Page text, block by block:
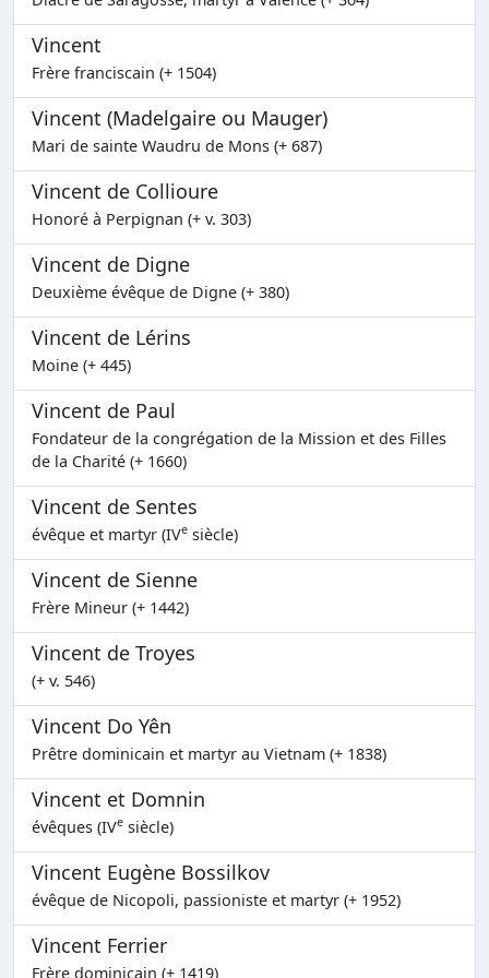
Vincent
Frère franciscain (+ 1504)
Vincent (Madelgaire ou Mauger)
Mari de sainte Waudru de Mons (+ 687)
Vincent de Collioure
Honoré à Perpignan (+ v. 303)
Vincent de Digne
Deuxième évêque de Digne (+ 380)
Vincent de Lérins
Moine (+ 445)
Vincent de Paul
Fondateur de la congrégation de la Mission et des Filles
de la Charité (+ 1660)
Vincent de Sentes
évêque et martyr (IVe siècle)
Vincent de Sienne
Frère Mineur (+ 1442)
Vincent de Troyes
(+ v. 546)
Vincent Do Yên
Prêtre dominicain et martyr au Vietnam (+ 1838)
Vincent et Domnin
évêques (IVe siècle)
Vincent Eugène Bossilkov
évêque de Nicopoli, passioniste et martyr (+ 1952)
Vincent Ferrier
Frère dominicain (+ 1419)